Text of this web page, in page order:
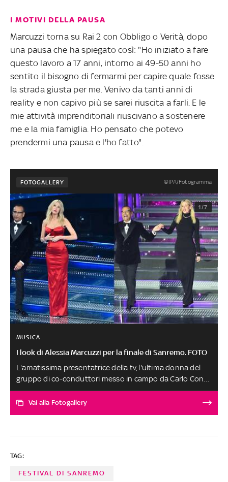
I MOTIVI DELLA PAUSA
Marcuzzi torna su Rai 2 con Obbligo o Verità, dopo
una pausa che ha spiegato così: "Ho iniziato a fare
questo lavoro a 17 anni, intorno ai 49-50 anni ho
sentito il bisogno di fermarmi per capire quale fosse
la strada giusta per me. Venivo da tanti anni di
reality e non capivo più se sarei riuscita a farli. E le
mie attività imprenditoriali riuscivano a sostenere
me e la mia famiglia. Ho pensato che potevo
prendermi una pausa e l'ho fatto".
FOTOGALLERY ©IPA/Fotogramma
1/7
MUSICA
I look di Alessia Marcuzzi per la finale di Sanremo. FOTO
L'amatissima presentatrice della tv, l'ultima donna del
gruppo di co-conduttori messo in campo da Carlo Conti
per Sanremo 2025, giunge finalmente sul palco
principale del Festival dopo diverse stagioni in cui ha
alto il tasso di glamour di un'edizione in cui lo stile è
Vai alla Fotogallery
TAG:
FESTIVAL DI SANREMO